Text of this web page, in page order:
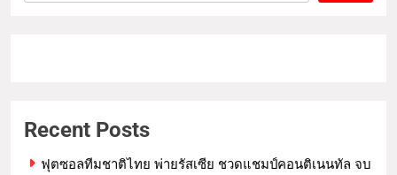
Recent Posts
ฟุตซอลทีมชาติไทย พ่ายรัสเซีย ชวดแชมป์คอนติเนนทัล จบ